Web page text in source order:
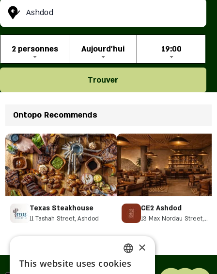
Ashdod
2 personnes Aujourd'hui 19:00
Trouver
Ontopo Recommends
Texas Steakhouse
11 Tashah Street, Ashdod
CE2 Ashdod
13 Max Nordau Street,
ENGLISH
×
This website uses cookies